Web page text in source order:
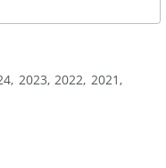
2023 2022 2021